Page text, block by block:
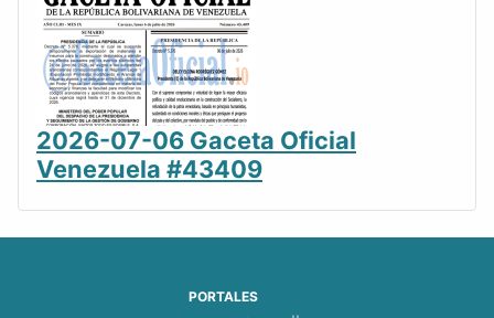
2026-07-06 Gaceta Oficial
Venezuela #43409
PORTALES